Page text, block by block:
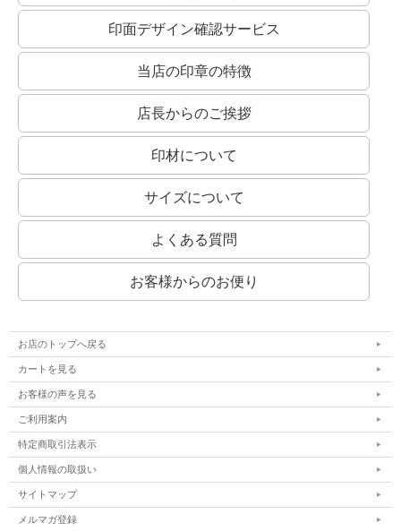
ょう。
もちろん、認印におすすめの書体でおつくりすることも可能です！
篆書系：
印章用に特化した書体です。
中国最古の石刻の書体が起源といわれています。
実印によく使われる書体です。
開運印鑑などもこの系統の書体を使います。
認印にオススメ！
認印は、書類上で誰が捺印したか、第三者にわかることも大切です。
従って、読みやすい書体を選ぶとよいでしょう。
もちろん、銀行印におすすめの書体でおつくりすることも可能です！
一画一画続けずに筆を離して書いた書体です。
最も読みやすい書体です。
印面デザイン確認サービス
当店の印章の特徴
店長からのご挨拶
印材について
サイズについて
よくある質問
お客様からのお便り
お店のトップへ戻る
カートを見る
お客様の声を見る
ご利用案内
特定商取引法表示
個人情報の取扱い
サイトマップ
メルマガ登録